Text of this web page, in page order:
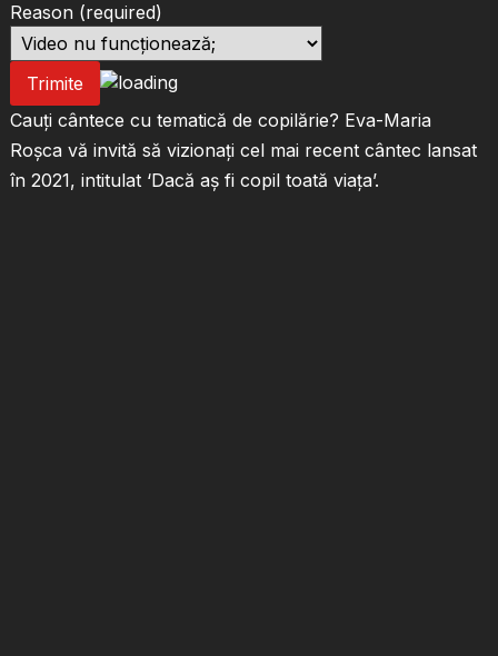
Reason (required)
Trimite
Cauți cântece cu tematică de copilărie? Eva-Maria
Roșca vă invită să vizionați cel mai recent cântec lansat
în 2021, intitulat ‘Dacă aș fi copil toată viața’.